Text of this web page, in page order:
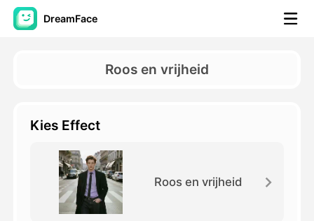
DreamFace
AI-hulpmiddelen
AI Video
Foto van AI
Andere instrumenten
Roos en vrijheid
Kies Effect
Roos en vrijheid